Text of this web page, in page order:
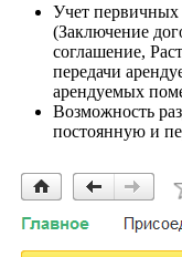
Учет первичных
(Заключение
соглашение,
передачи
арендуемых
Возможность
постоянную и